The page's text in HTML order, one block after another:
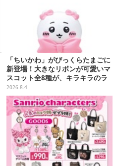
「ちいかわ」がびっくらたまごに
新登場！大きなリボンが可愛いマ
スコット全8種が、キラキラのラ
メ入り入浴剤から飛び出す
2026.8.4